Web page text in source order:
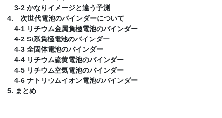
3-2 かなりイメージと違う予測
4. 次世代電池のバインダーについて
4-1 リチウム金属負極電池のバインダー
4-2 Si系負極電池のバインダー
4-3 全固体電池のバインダー
4-4 リチウム硫黄電池のバインダー
4-5 リチウム空気電池のバインダー
4-6 ナトリウムイオン電池のバインダー
5. まとめ